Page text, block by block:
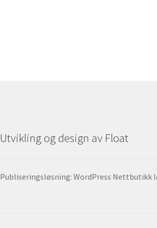
Utvikling og design av Float
Publiseringsløsning: WordPress Nettbutikk